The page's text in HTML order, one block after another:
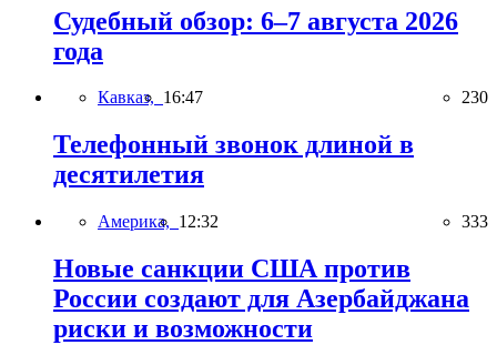
Судебный обзор: 6–7 августа 2026
года
Кавказ, 16:47 230
Телефонный звонок длиной в
десятилетия
Америка, 12:32 333
Новые санкции США против
России создают для Азербайджана
риски и возможности